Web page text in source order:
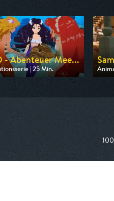
- Abenteuer Mee...
| 25 Min.
von ZDF